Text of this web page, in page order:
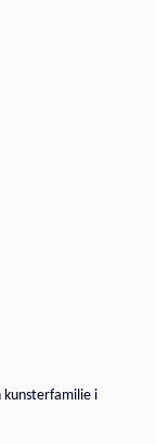
kunsterfamilie i